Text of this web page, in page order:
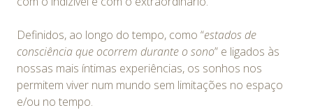
Definidos, ao longo do tempo, como “estados de
consciência que ocorrem durante o sono” e ligados às
nossas mais íntimas experiências, os sonhos nos
permitem viver num mundo sem limitações no espaço
e/ou no tempo.